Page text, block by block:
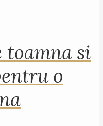
toamna si
o